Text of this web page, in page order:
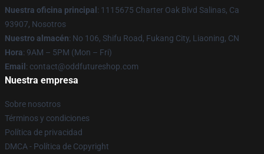
Nuestra oficina principal : 1115675 Charter Oak Blvd Salinas, Ca
93907, Nosotros
Nuestro almacén: No 106, Shifu Road, Fukang City, Liaoning, CN
Hora: 9AM – 5PM (Mon – Fri)
Email : contact@oddfutureshop.com
Nuestra empresa
Sobre nosotros
Términos y condiciones
Política de privacidad
DMCA - Política de Copyright